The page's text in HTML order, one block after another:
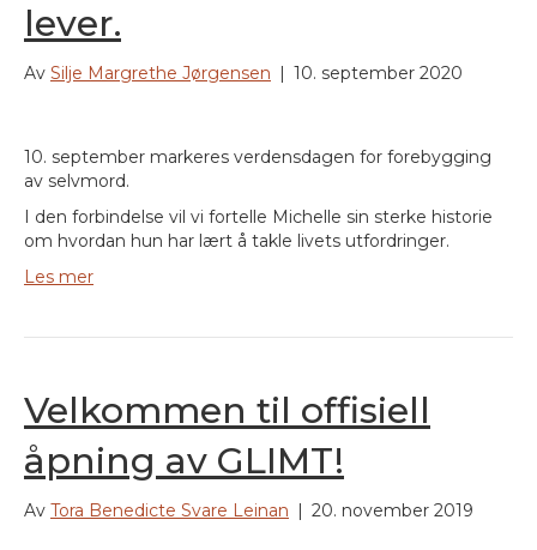
lever.
Av Silje Margrethe Jørgensen | 10. september 2020
10. september markeres verdensdagen for forebygging
av selvmord.
I den forbindelse vil vi fortelle Michelle sin sterke historie
om hvordan hun har lært å takle livets utfordringer.
Les mer
Velkommen til offisiell
åpning av GLIMT!
Av Tora Benedicte Svare Leinan | 20. november 2019